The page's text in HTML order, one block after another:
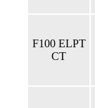
F100 ELPT
CT